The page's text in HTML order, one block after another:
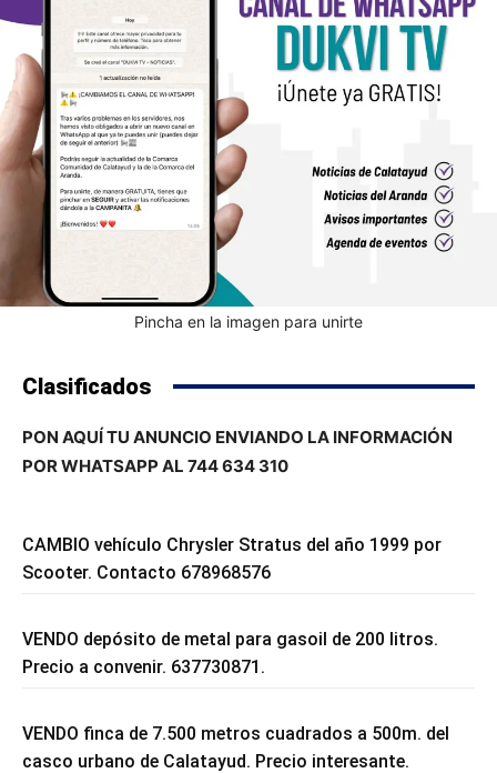
Pincha en la imagen para unirte
Clasificados
PON AQUÍ TU ANUNCIO ENVIANDO LA INFORMACIÓN
POR WHATSAPP AL 744 634 310
CAMBIO vehículo Chrysler Stratus del año 1999 por
Scooter. Contacto 678968576
VENDO depósito de metal para gasoil de 200 litros.
Precio a convenir. 637730871.
VENDO finca de 7.500 metros cuadrados a 500m. del
casco urbano de Calatayud. Precio interesante.